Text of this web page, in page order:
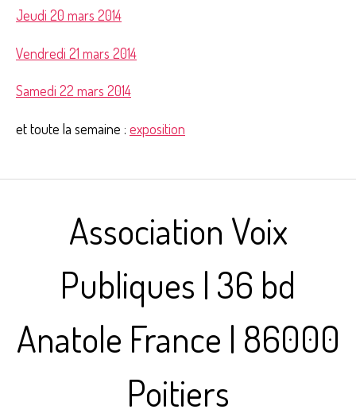
Jeudi 20 mars 2014
Vendredi 21 mars 2014
Samedi 22 mars 2014
et toute la semaine : exposition
Association Voix
Publiques | 36 bd
Anatole France | 86000
Poitiers